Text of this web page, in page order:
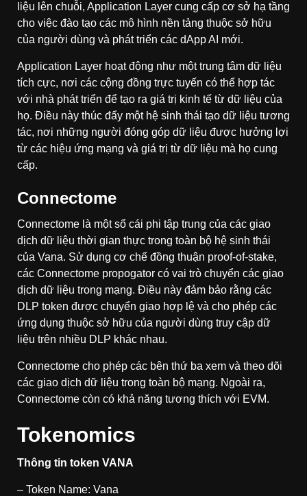
liệu lên chuỗi, Application Layer cung cấp cơ sở hạ tầng
cho việc đào tạo các mô hình nền tảng thuộc sở hữu
của người dùng và phát triển các dApp AI mới.
Application Layer hoạt động như một trung tâm dữ liệu
tích cực, nơi các cộng đồng trực tuyến có thể hợp tác
với nhà phát triển để tạo ra giá trị kinh tế từ dữ liệu của
họ. Điều này thúc đẩy một hệ sinh thái tạo dữ liệu tương
tác, nơi những người đóng góp dữ liệu được hưởng lợi
từ các hiệu ứng mạng và giá trị từ dữ liệu mà họ cung
cấp.
Connectome
Connectome là một sổ cái phi tập trung của các giao
dịch dữ liệu thời gian thực trong toàn bộ hệ sinh thái
của Vana. Sử dụng cơ chế đồng thuận proof-of-stake,
các Connectome propogator có vai trò chuyển các giao
dịch dữ liệu trong mạng. Điều này đảm bảo rằng các
DLP token được chuyển giao hợp lệ và cho phép các
ứng dụng thuộc sở hữu của người dùng truy cập dữ
liệu trên nhiều DLP khác nhau.
Connectome cho phép các bên thứ ba xem và theo dõi
các giao dịch dữ liệu trong toàn bộ mạng. Ngoài ra,
Connectome còn có khả năng tương thích với EVM.
Tokenomics
Thông tin token VANA
– Token Name: Vana